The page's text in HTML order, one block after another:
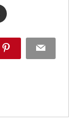
Pinterest Email